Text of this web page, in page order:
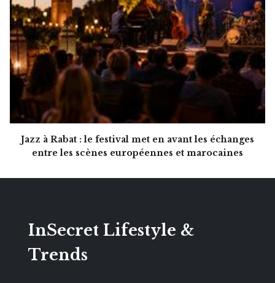
Jazz à Rabat : le festival met en avant les échanges
entre les scènes européennes et marocaines
InSecret Lifestyle &
Trends